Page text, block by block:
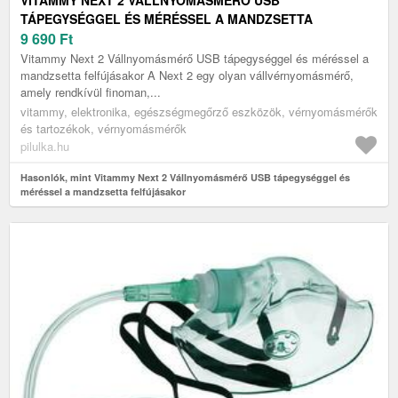
TÁPEGYSÉGGEL ÉS MÉRÉSSEL A MANDZSETTA
FELFÚJÁSAKOR
9 690 Ft
Vitammy Next 2 Vállnyomásmérő USB tápegységgel és méréssel a
mandzsetta felfújásakor A Next 2 egy olyan vállvérnyomásmérő,
amely rendkívül finoman,...
vitammy, elektronika, egészségmegőrző eszközök, vérnyomásmérők
és tartozékok, vérnyomásmérők
pilulka.hu
Hasonlók, mint Vitammy Next 2 Vállnyomásmérő USB tápegységgel és
méréssel a mandzsetta felfújásakor